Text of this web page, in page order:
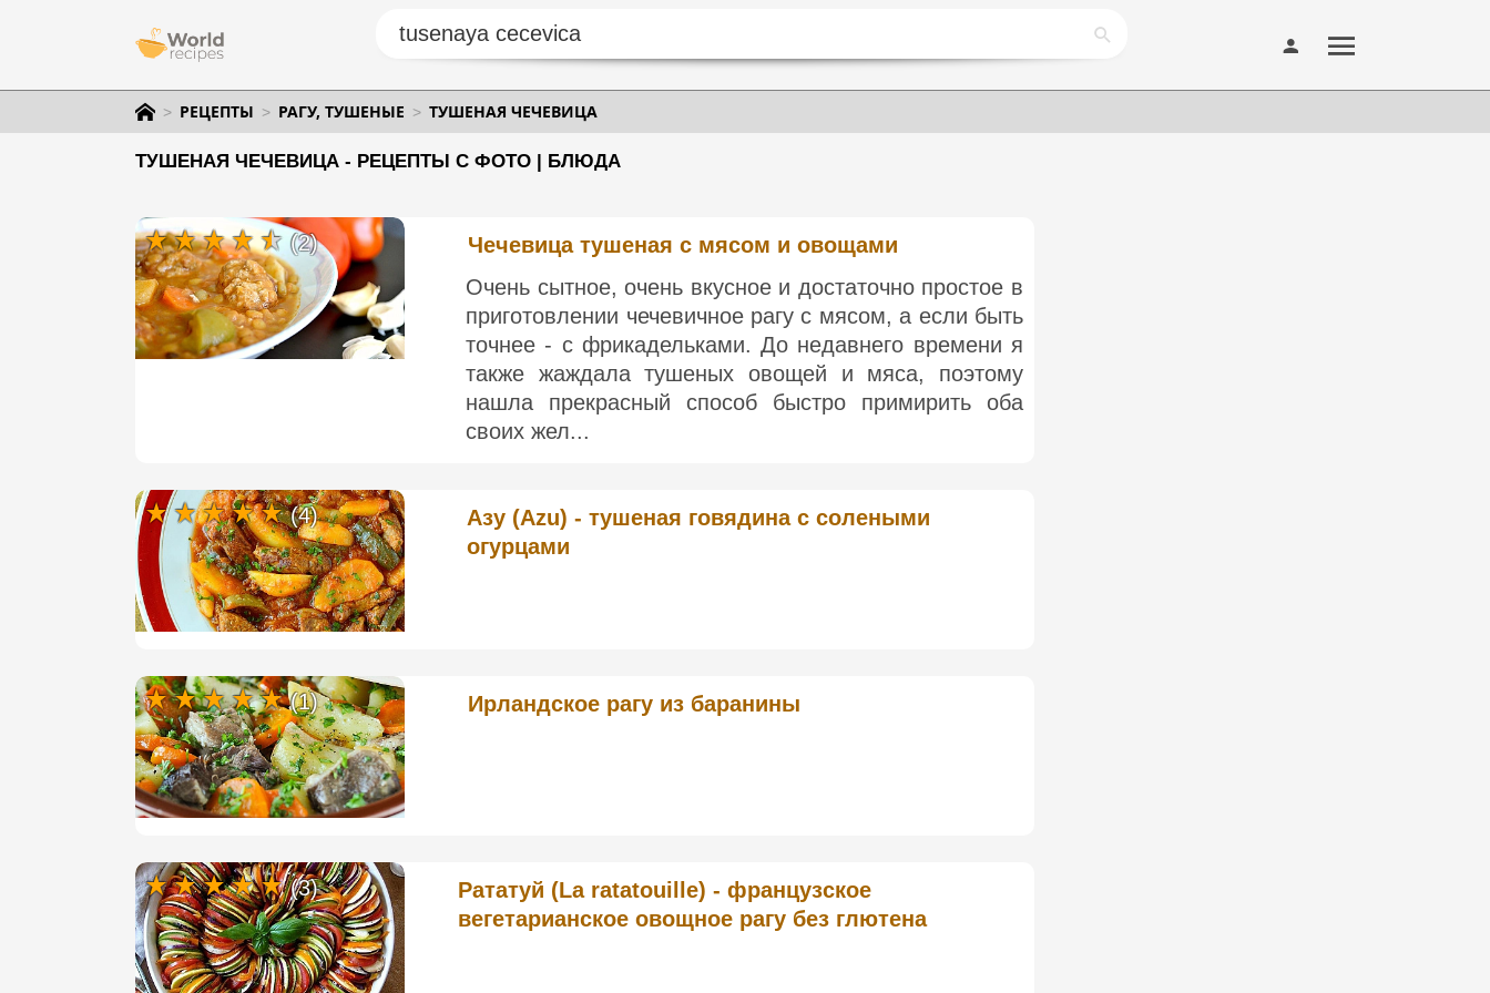
РЕЦЕПТЫ РАГУ, ТУШЕНЫЕ ТУШЕНАЯ ЧЕЧЕВИЦА
ТУШЕНАЯ ЧЕЧЕВИЦА - РЕЦЕПТЫ С ФОТО | БЛЮДА
Чечевица тушеная с мясом и овощами
Очень сытное, очень вкусное и достаточно простое в
приготовлении чечевичное рагу с мясом, а если быть
точнее - с фрикадельками. До недавнего времени я
также жаждала тушеных овощей и мяса, поэтому
нашла прекрасный способ быстро примирить оба
своих жел...
(2)
Азу (Azu) - тушеная говядина с солеными
огурцами
(4)
Ирландское рагу из баранины
(1)
Рататуй (La ratatouille) - французское
вегетарианское овощное рагу без глютена
(3)